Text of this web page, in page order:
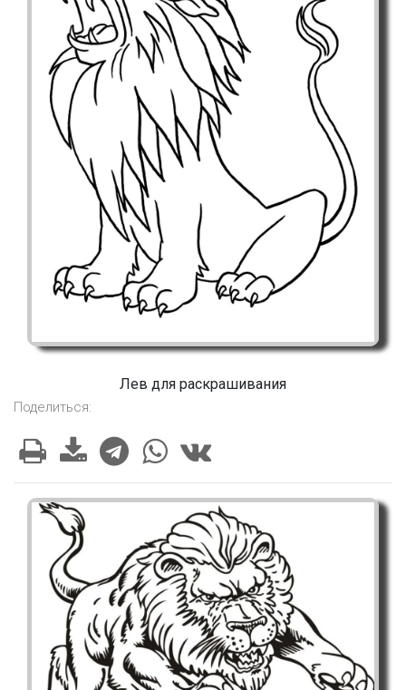
Лев для раскрашивания
Поделиться: